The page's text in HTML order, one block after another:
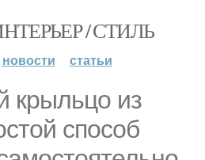
/ СТИЛЬ
новости статьи
крыльцо из
способ